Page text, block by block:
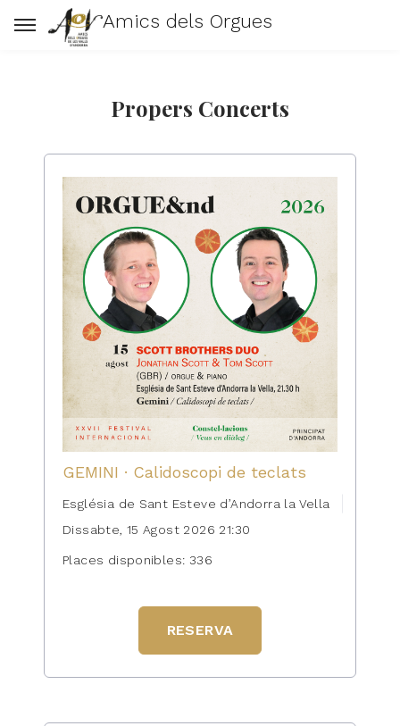
Amics dels Orgues
Propers Concerts
GEMINI · Calidoscopi de teclats
Església de Sant Esteve d’Andorra la Vella
Dissabte, 15 Agost 2026 21:30
Places disponibles: 336
RESERVA